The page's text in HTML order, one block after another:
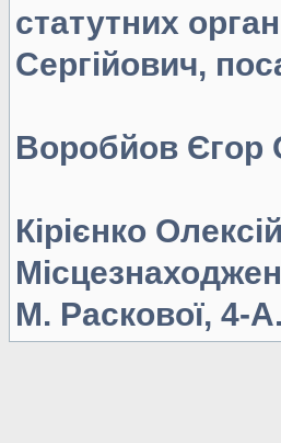
статутних
Сергійович,
Воробйов Єгор
Кірієнко
М. Раскової, 4-